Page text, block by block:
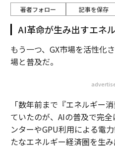
著者フォロー 記事を保存
AI革命が生み出すエネ
もう一つ、GX市場を活性化
場と普及だ。
「数年前まで『エネルギー
ていたのが、AIの普及で完
ンターやGPU利用による電
たなエネルギー経済圏を生み